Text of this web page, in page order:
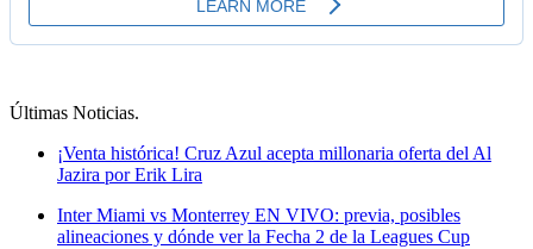
Últimas Noticias.
¡Venta histórica! Cruz Azul acepta millonaria oferta del Al
Jazira por Erik Lira
Inter Miami vs Monterrey EN VIVO: previa, posibles
alineaciones y dónde ver la Fecha 2 de la Leagues Cup